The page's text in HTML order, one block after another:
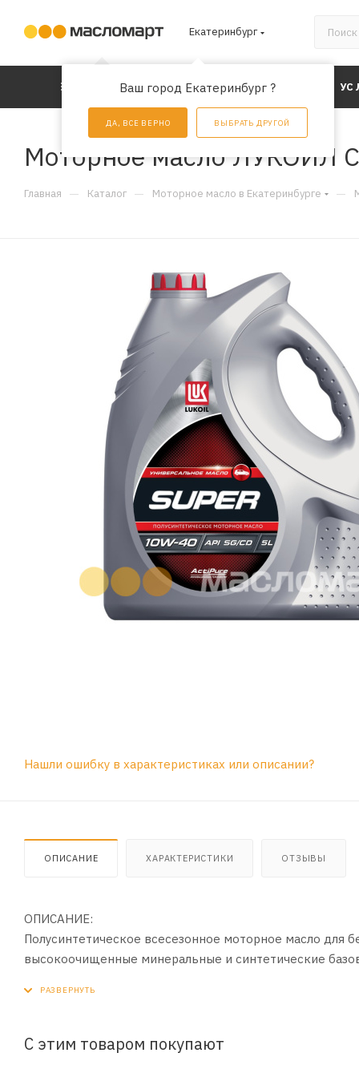
Екатеринбург
Ваш город Екатеринбург ?
ДА, ВСЕ ВЕРНО ВЫБРАТЬ ДРУГОЙ
КАТАЛОГ АКЦИИ
Моторное масло ЛУКОЙЛ
Главная — Каталог — Моторное масло в Екатеринбурге —
Нашли ошибку в характеристиках или описании?
ОПИСАНИЕ ХАРАКТЕРИСТИКИ ОТЗЫВЫ
ОПИСАНИЕ:
Полусинтетическое всесезонное моторное масло для
высокоочищенные минеральные и синтетические
Рекомендуется для применения в четырехтактных
С этим товаром покупают